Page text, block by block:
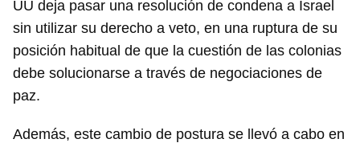
UU deja pasar una resolución de condena a Israel
sin utilizar su derecho a veto, en una ruptura de su
posición habitual de que la cuestión de las colonias
debe solucionarse a través de negociaciones de
paz.
Además, este cambio de postura se llevó a cabo en